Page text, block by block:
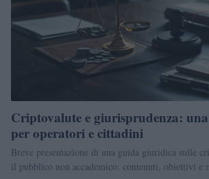
Criptovalute e giurisprudenza:
per operatori e cittadini
Breve presentazione di una guida giuridica sulle
il pubblico non accademico: contenuti, obiettivi e